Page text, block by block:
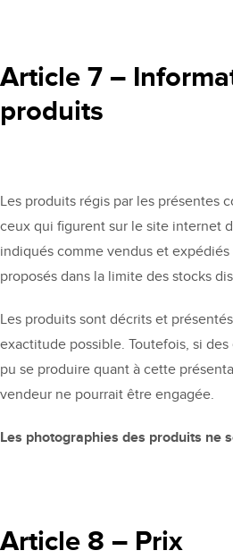
Article 7 –
produits
Les produits régis par les présentes
ceux qui figurent sur le site internet
indiqués comme vendus et
proposés dans la limite des stocks
Les produits sont décrits et
exactitude possible. Toutefois, si
pu se produire quant à cette
vendeur ne pourrait être engagée.
Les photographies des produits ne
Article 8 – Prix